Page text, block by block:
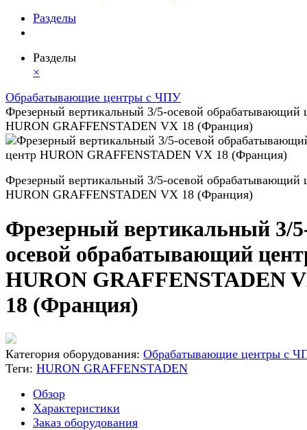
Разделы
Разделы
×
Обрабатывающие центры с ЧПУ
Фрезерный вертикальный 3/5-осевой обрабатывающий
HURON GRAFFENSTADEN VX 18 (Франция)
Фрезерный вертикальный 3/5-осевой обрабатывающий
HURON GRAFFENSTADEN VX 18 (Франция)
Фрезерный вертикальный 3/
осевой обрабатывающий
HURON GRAFFENSTADEN
18 (Франция)
Категория оборудования: Обрабатывающие центры с
Теги: HURON GRAFFENSTADEN
Обзор
Характеристики
Заказ оборудования